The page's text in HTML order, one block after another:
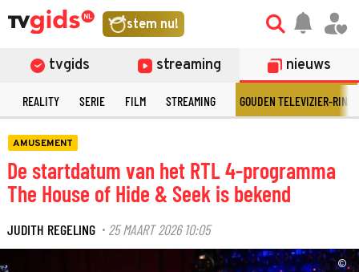
stem nu!
tvgids streaming nieuws
REALITY SERIE FILM STREAMING GOUDEN TELEVIZIER-RING
AMUSEMENT
De startdatum van het RTL 4-programma
The House of Hide & Seek is bekend
JUDITH REGELING · 25 MAART 2026 10:05
©